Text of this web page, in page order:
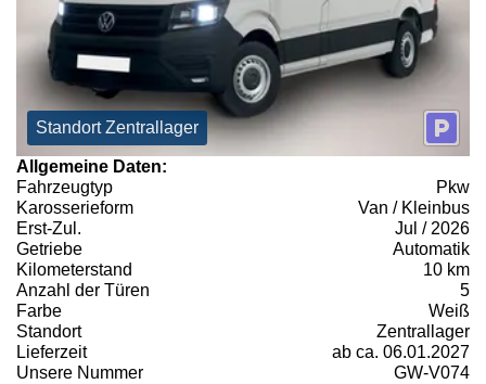
Standort Zentrallager
Allgemeine Daten:
Fahrzeugtyp
Pkw
Karosserieform
Van / Kleinbus
Erst-Zul.
Jul / 2026
Getriebe
Automatik
Kilometerstand
10 km
Anzahl der Türen
5
Farbe
Weiß
Standort
Zentrallager
Lieferzeit
ab ca. 06.01.2027
Unsere Nummer
GW-V074